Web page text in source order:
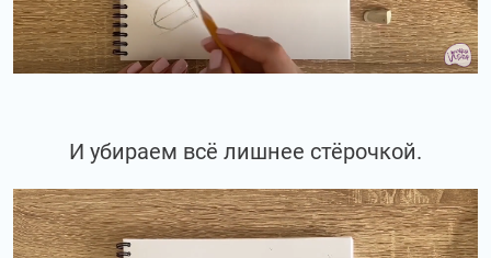
И убираем всё лишнее стёрочкой.